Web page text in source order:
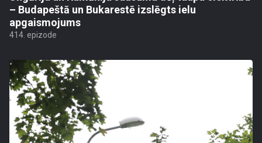
– Budapeštā un Bukarestē izslēgts ielu
apgaismojums
414. epizode